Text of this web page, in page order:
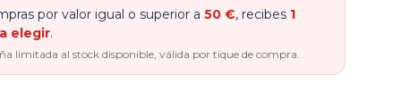
por valor igual o superior a 50 €, recibes 1
elegir.
limitada al stock disponible, válida por tique de compra.